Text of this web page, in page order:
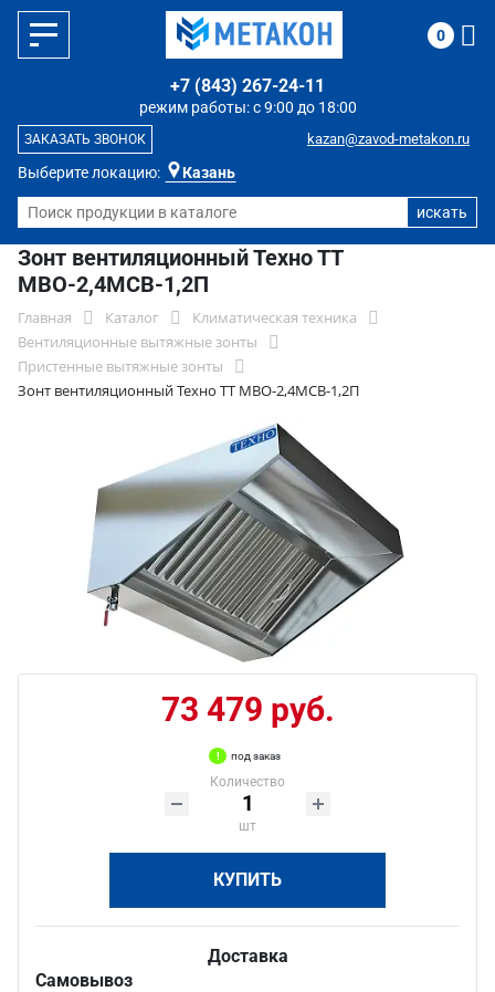
Выберите локацию: Казань
режим работы: с 9:00 до 18:00
+7 (843) 267-24-11
kazan@zavod-metakon.ru
ЗАКАЗАТЬ ЗВОНОК
0
Зонт вентиляционный Техно ТТ
МВО-2,4МСВ-1,2П
Главная Каталог
Климатическая техника
Вентиляционные вытяжные зонты
Пристенные вытяжные зонты
Зонт вентиляционный Техно ТТ МВО-2,4МСВ-1,2П
73 479 руб.
под заказ
Количество
шт
КУПИТЬ
Доставка
Самовывоз